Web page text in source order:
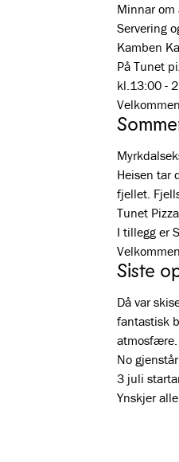
Minnar om
Servering
Kamben
På Tunet
kl.13:00 -
Heisen tar
fjellet.
Tunet
I tillegg er
Siste
Då var
fantastisk
atmosfære.
No
3 juli
Ynskjer